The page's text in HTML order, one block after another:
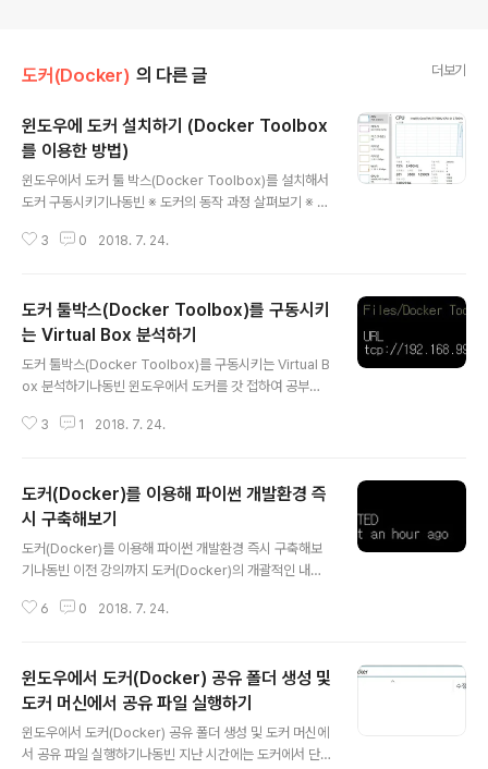
도커(Docker) 의 다른 글 더보기
윈도우에 도커 설치하기 (Docker Toolbox
를 이용한 방법)
윈도우에서 도커 툴 박스(Docker Toolbox)를 설치해서
도커 구동시키기나동빈 ※ 도커의 동작 과정 살펴보기 ※ 지
간을 가졌습니다. 이번 시간에는 직접 윈도우(Windows)
이해도를 높이기 위해서 도커를 설치한 뒤의 실행 화면을
먼저 살펴보도록 하겠습니다. 이전 시간에도 잠깐 소개했
던 솔로몬(Solomon) Hykes의 도커에 대한 발표 내용입
니다. '리눅스 컨테이너의 미래'라는 거창한 이름의 발표입
니다. 일단 바로 중반부에 등장하는 내용을 발췌해보겠습
니다. docker ps=> 현재 돌아가고 있는 컨테이너를 확인
3 0 2018. 7. 24.
도커 툴박스(Docker Toolbox)를 구동시키
는 Virtual Box 분석하기
도커 툴박스(Docker Toolbox)를 구동시키는 Virtual B
ox 분석하기나동빈 윈도우에서 도커를 갓 접하여 공부하
정 때문에 애를 많이 먹게 됩니다. 그래서 나중에 헤매이지
이 없지만 이 강의에서 다루는 내용을 제대로 숙지하고 넘
어가시는 것을 강력하게 추천합니다. 현재 다루는 내용은
도커 툴박스(Docker Toolbox)를 설치하신 분을 기준으
로 설명이 진행됩니다. 다시 말해 Oracle VM VirtualBo
x를 사용한다고 가정하는 것입니다. ※ Virtual Box는 어
떻게 사용되고 있는 걸까? ※ doc..
3 1 2018. 7. 24.
도커(Docker)를 이용해 파이썬 개발환경 즉
시 구축해보기
도커(Docker)를 이용해 파이썬 개발환경 즉시 구축해보
기나동빈 이전 강의까지 도커(Docker)의 개괄적인 내용
까지 공부한 내용으로는 도커를 굳이 사용할 이유를 못 느
다. 일단 먼저 컨테이너 목록 확인 및 삭제 방법부터 알아봅
시다. ※ 컨테이너 목록 확인 및 삭제 ※ 일단 지난 시간에는
hello-world를 띄워보는 시간을 가졌습니다. docker p
s -a 명령어를 통해 해당 컨테이너를 확인한 결과는 위와
6 0 2018. 7. 24.
윈도우에서 도커(Docker) 공유 폴더 생성 및
도커 머신에서 공유 파일 실행하기
윈도우에서 도커(Docker) 공유 폴더 생성 및 도커 머신에
서 공유 파일 실행하기나동빈 지난 시간에는 도커에서 단